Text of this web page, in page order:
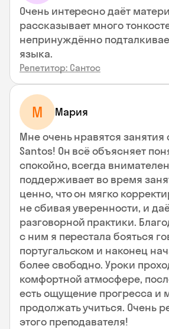
Очень интересно даёт
рассказывает много
непринуждённо
языка.
Репетитор: Сантос
М Мария
Мне очень нравятся занятия
Santos! Он всё объясняет
спокойно, всегда
поддерживает во время
ценно, что он мягко
не сбивая уверенности, и
разговорной практики.
с ним я перестала бояться
португальском и наконец
более свободно. Уроки
комфортной атмосфере,
есть ощущение прогресса и
продолжать учиться. Очень
этого преподавателя!